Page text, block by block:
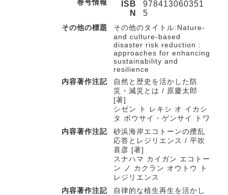
巻号情報
ISB
N
978413060351
5
その他の標題
その他のタイトル:Nature-
and culture-based
disaster risk reduction :
approaches for enhancing
sustainability and
resilience
内容著作注記
自然と歴史を活かした防
災・減災とは / 原慶太郎
[著]
シゼン ト レキシ オ イカシ
タ ボウサイ・ゲンサイ トワ
内容著作注記
砂浜海岸エコトーンの攪乱
応答とレジリエンス / 平吹
喜彦 [著]
スナハマ カイガン エコトー
ン ノ カクラン オウトウ ト
レジリエンス
内容著作注記
自律的な植生再生を活かし